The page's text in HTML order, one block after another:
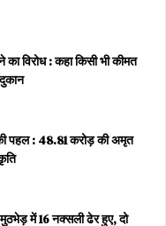
विरोध : कहा किसी भी कीमत
पहल : 48.81 करोड़ की अमृत
में 16 नक्सली ढेर हुए, दो